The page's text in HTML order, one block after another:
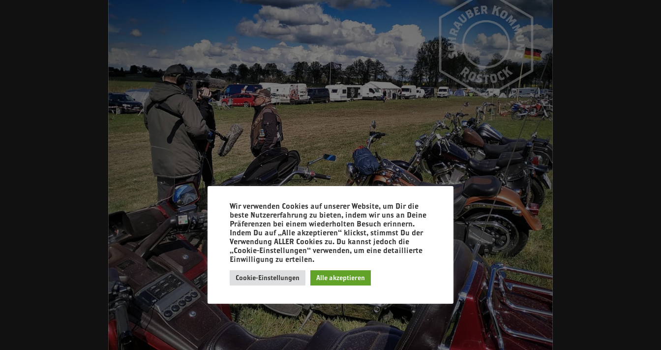
Wir verwenden Cookies auf unserer Website, um Dir die
beste Nutzererfahrung zu bieten, indem wir uns an Deine
Präferenzen bei einem wiederholten Besuch erinnern.
Indem Du auf „Alle akzeptieren“ klickst, stimmst Du der
Verwendung ALLER Cookies zu. Du kannst jedoch die
„Cookie-Einstellungen“ verwenden, um eine detaillierte
Einwilligung zu erteilen.
Cookie-Einstellungen Alle akzeptieren